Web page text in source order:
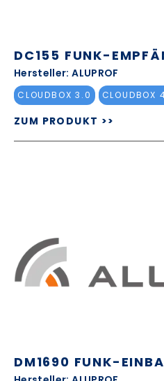
DC155 FUNK-
Hersteller: ALUPROF
CLOUDBOX 3.0 CLOUDBOX
ZUM PRODUKT >>
DM1690 FUNK-